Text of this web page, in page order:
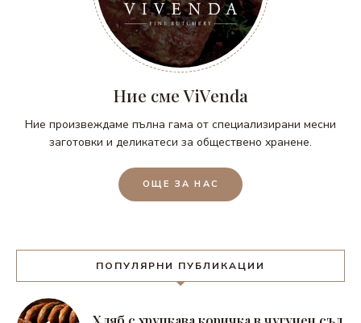
Ние сме ViVenda
Ние произвеждаме пълна гама от специализирани месни
заготовки и деликатеси за обществено хранене.
ОЩЕ ЗА НАС
ПОПУЛЯРНИ ПУБЛИКАЦИИ